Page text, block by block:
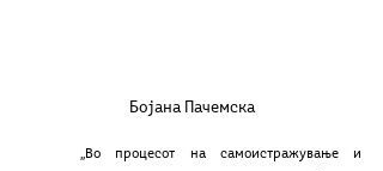
Бојана Пачемска
	,,Во процесот на самоистражување и